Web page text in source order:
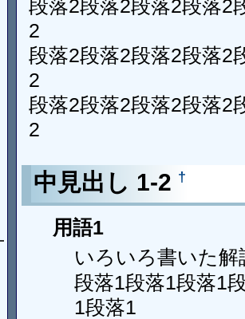
段落2段落2段落2段落2
2
段落2段落2段落2段落2
2
段落2段落2段落2段落2
2
中見出し 1-2 †
用語1
いろいろ書いた解
段落1段落1段落1
1段落1